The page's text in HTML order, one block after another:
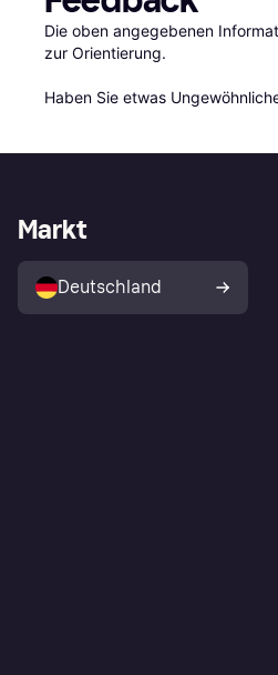
Die oben angegebenen
zur Orientierung.
Haben Sie etwas
Markt
Deutschland